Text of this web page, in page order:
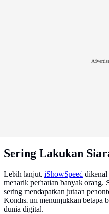
Sering Lakukan
Lebih lanjut, iShowSpeed dikenal
menarik perhatian banyak orang.
sering mendapatkan jutaan
Kondisi ini menunjukkan betapa
dunia digital.